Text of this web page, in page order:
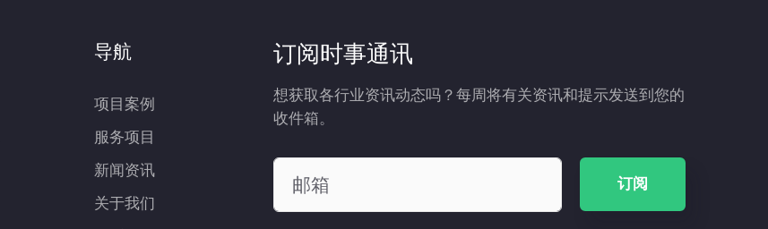
导航
项目案例
服务项目
新闻资讯
关于我们
订阅时事通讯
想获取各行业资讯动态吗？每周将有关资讯和提示发送到您的
收件箱。
订阅